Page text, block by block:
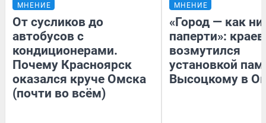
МНЕНИЕ
От сусликов до
автобусов с
кондиционерами.
Почему Красноярск
оказался круче Омска
(почти во всём)
МНЕНИЕ
«Город — как
паперти»:
возмутился
установкой
Высоцкому в